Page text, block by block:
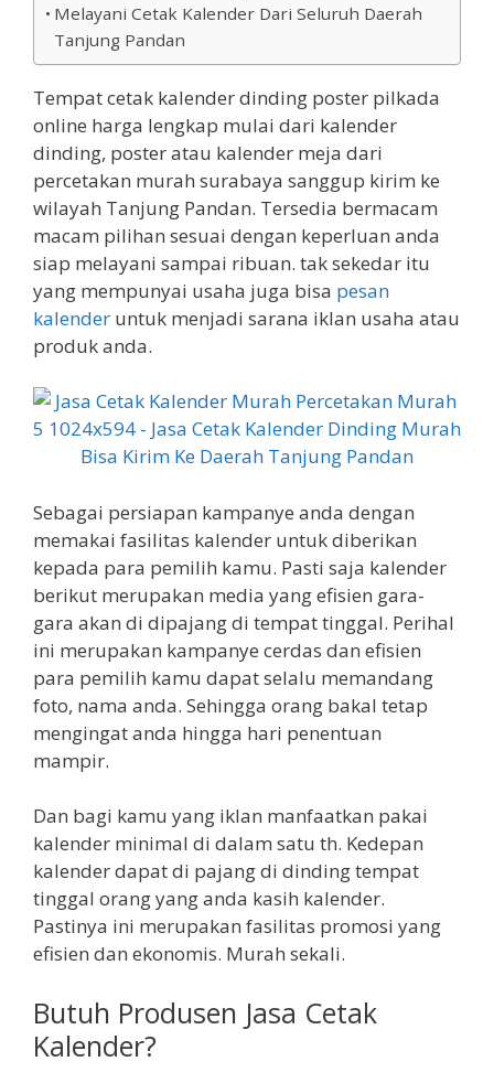
Melayani Cetak Kalender Dari Seluruh Daerah
Tanjung Pandan
Tempat cetak kalender dinding poster pilkada
online harga lengkap mulai dari kalender
dinding, poster atau kalender meja dari
percetakan murah surabaya sanggup kirim ke
wilayah Tanjung Pandan. Tersedia bermacam
macam pilihan sesuai dengan keperluan anda
siap melayani sampai ribuan. tak sekedar itu
yang mempunyai usaha juga bisa pesan
kalender untuk menjadi sarana iklan usaha atau
produk anda.
Sebagai persiapan kampanye anda dengan
memakai fasilitas kalender untuk diberikan
kepada para pemilih kamu. Pasti saja kalender
berikut merupakan media yang efisien gara-
gara akan di dipajang di tempat tinggal. Perihal
ini merupakan kampanye cerdas dan efisien
para pemilih kamu dapat selalu memandang
foto, nama anda. Sehingga orang bakal tetap
mengingat anda hingga hari penentuan
mampir.
Dan bagi kamu yang iklan manfaatkan pakai
kalender minimal di dalam satu th. Kedepan
kalender dapat di pajang di dinding tempat
tinggal orang yang anda kasih kalender.
Pastinya ini merupakan fasilitas promosi yang
efisien dan ekonomis. Murah sekali.
Butuh Produsen Jasa Cetak
Kalender?